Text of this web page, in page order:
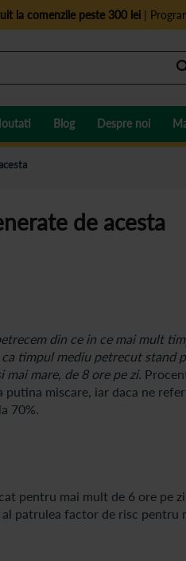
la comenzile peste 300 lei|
Blog Despre noi
de acesta
din ce in ce mai mult
timpul mediu petrecut stand
mare, de 8 ore pe zi.
miscare, iar daca ne
70%.
pentru mai mult de 6 ore pe
patrulea factor de risc pentru